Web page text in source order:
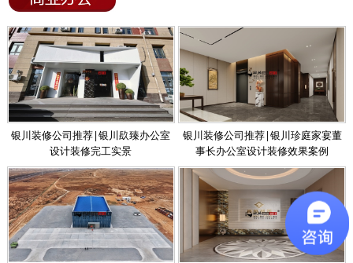
银川装修公司推荐|银川镹臻办公室
设计装修完工实景
银川装修公司推荐|银川珍庭家宴董
事长办公室设计装修效果案例